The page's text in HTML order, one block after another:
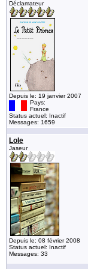
Déclamateur
Depuis le: 19 janvier 2007
Pays:
France
Status actuel: Inactif
Messages: 1659
Lole
Jaseur
Depuis le: 08 février 2008
Status actuel: Inactif
Messages: 33